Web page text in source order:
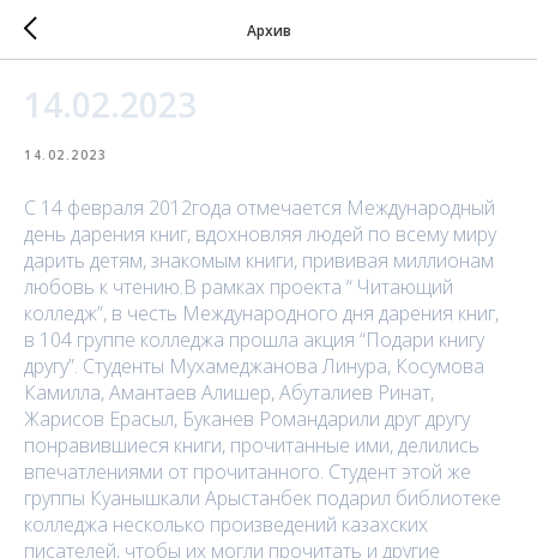
Архив
14.02.2023
14.02.2023
С 14 февраля 2012года отмечается Международный
день дарения книг, вдохновляя людей по всему миру
дарить детям, знакомым книги, прививая миллионам
любовь к чтению.В рамках проекта “ Читающий
колледж”, в честь Международного дня дарения книг,
в 104 группе колледжа прошла акция “Подари книгу
другу”. Студенты Мухамеджанова Линура, Косумова
Камилла, Амантаев Алишер, Абуталиев Ринат,
Жарисов Ерасыл, Буканев Романдарили друг другу
понравившиеся книги, прочитанные ими, делились
впечатлениями от прочитанного. Студент этой же
группы Куанышкали Арыстанбек подарил библиотеке
колледжа несколько произведений казахских
писателей, чтобы их могли прочитать и другие